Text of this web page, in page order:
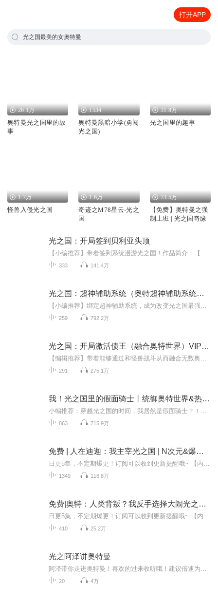
打开APP
光之国最美的女奥特曼
26.1万
奥特曼光之国里的故
事
1534
奥特曼黑暗小学(勇闯
光之国)
31.8万
光之国里的趣事
1.7万
怪兽入侵光之国
1.6万
奇迹之M78星云-光之
国
73.5万
【免费】奥特曼之强
制上班 | 光之国奇缘
光之国：开局签到贝利亚头顶
333 141.4万
光之国：超神辅助系统（奥特超神辅助系统）VIP免费
259 792.2万
光之国：开局激活债王（融合奥特世界）VIP免费
291 275.1万
我！光之国里的假面骑士丨统御奥特世界&热血爽文
863 715.9万
免费 | 人在迪迦：我主宰光之国 | N次元&爆笑爽文&系统流
1349 116.8万
免费|奥特：人类背叛？我反手选择大闹光之国！|科幻末世&动漫&爽文
410 25.2万
光之阿泽讲奥特曼
20 4万